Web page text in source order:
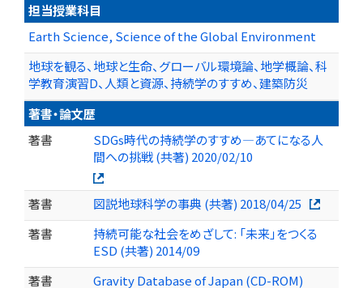
担当授業科目
Earth Science, Science of the Global Environment
地球を観る、地球と生命、グローバル環境論、地学概論、科
学教育演習D、人類と資源、持続学のすすめ、建築防災
著書・論文歴
著書
SDGs時代の持続学のすすめ―あてになる人
間への挑戦 (共著) 2020/02/10
著書
図説地球科学の事典 (共著) 2018/04/25
著書
持続可能な社会をめざして: 「未来」をつくる
ESD (共著) 2014/09
著書
Gravity Database of Japan (CD-ROM)